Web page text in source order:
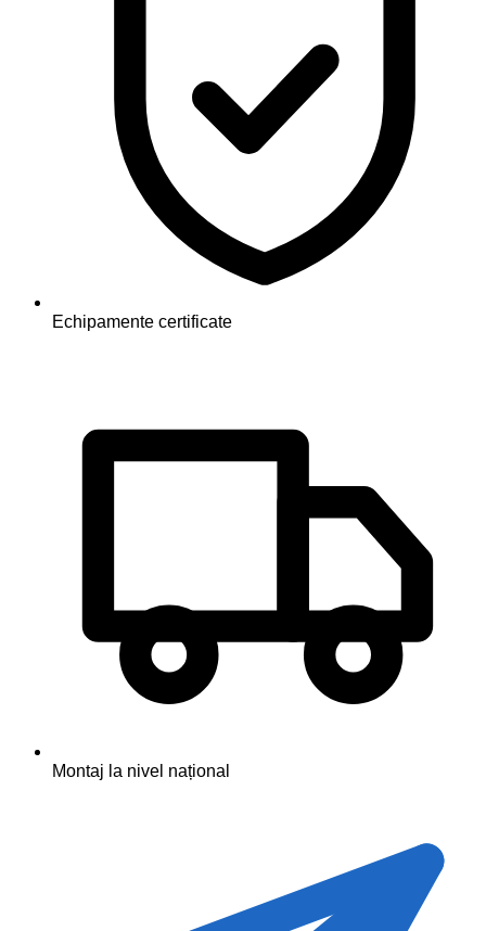
Echipamente certificate
Montaj la nivel național